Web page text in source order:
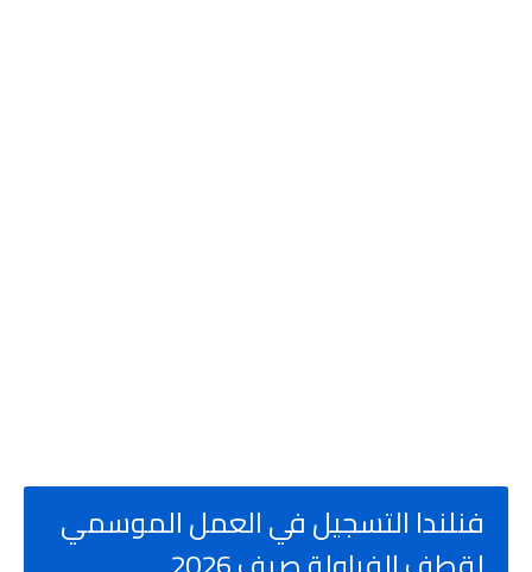
فنلندا التسجيل في العمل الموسمي